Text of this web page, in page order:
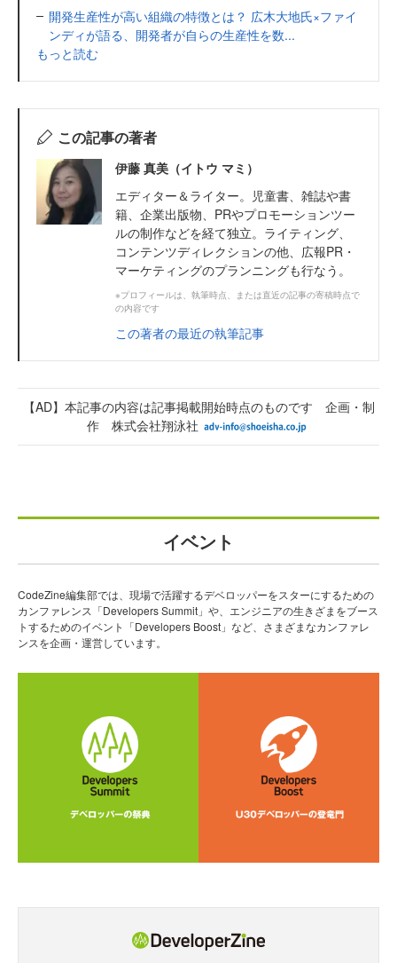
開発生産性が高い組織の特徴とは？ 広木大地氏×ファイ
ンディが語る、開発者が自らの生産性を数...
もっと読む
この記事の著者
伊藤 真美（イトウ マミ）
エディター＆ライター。児童書、雑誌や書
籍、企業出版物、PRやプロモーションツー
ルの制作などを経て独立。ライティング、
コンテンツディレクションの他、広報PR・
マーケティングのプランニングも行なう。
※プロフィールは、執筆時点、または直近の記事の寄稿時点で
の内容です
この著者の最近の執筆記事
【AD】本記事の内容は記事掲載開始時点のものです 企画・制
作 株式会社翔泳社
イベント
CodeZine編集部では、現場で活躍するデベロッパーをスターにするための
カンファレンス「Developers Summit」や、エンジニアの生きざまをブース
トするためのイベント「Developers Boost」など、さまざまなカンファレ
ンスを企画・運営しています。